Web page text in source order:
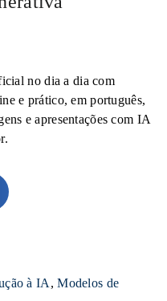
no dia a dia com
e prático, em português,
e apresentações com IA
à IA ,Modelos de